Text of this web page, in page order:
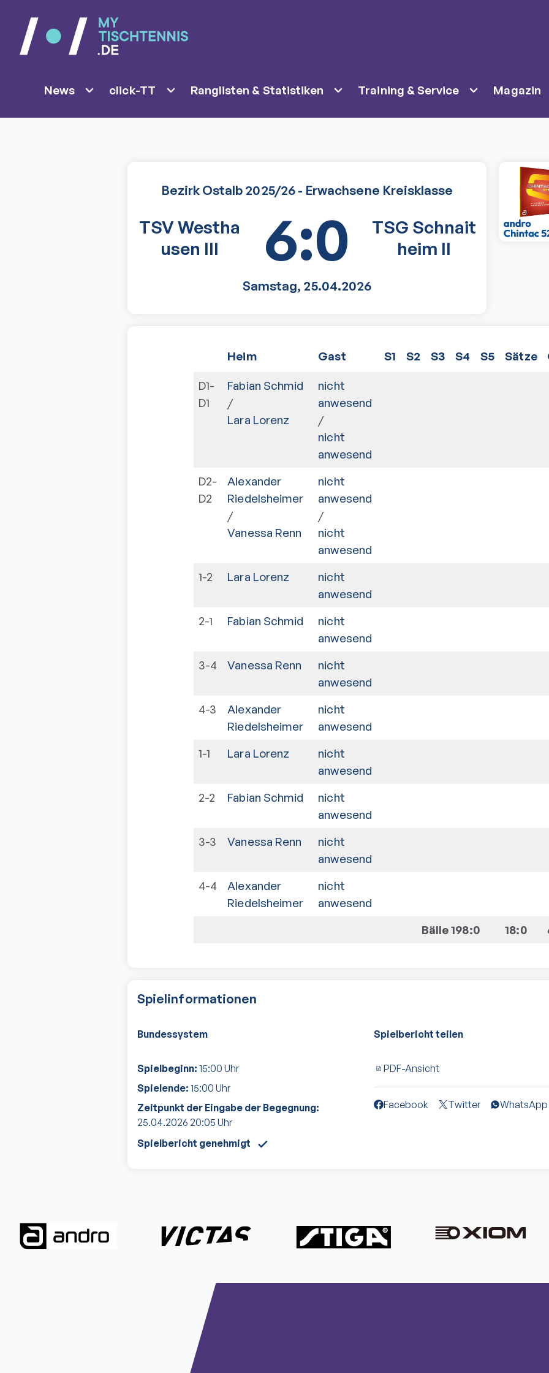
News click-TT Ranglisten & Statistiken Training & Service Magazin
Bezirk Ostalb 2025/26 - Erwachsene Kreisklasse
TSV Westha
usen III
6:0
TSG Schnait
heim II
Samstag, 25.04.2026
Heim Gast S1 S2 S3 S4 S5 Sätze
D1-
D1
Fabian Schmid
/
Lara Lorenz
nicht
anwesend
/
nicht
anwesend
D2-
D2
Alexander
Riedelsheimer
/
Vanessa Renn
nicht
anwesend
/
nicht
anwesend
1-2
Lara Lorenz
nicht
anwesend
2-1
Fabian Schmid
nicht
anwesend
3-4
Vanessa Renn
nicht
anwesend
4-3
Alexander
Riedelsheimer
nicht
anwesend
1-1
Lara Lorenz
nicht
anwesend
2-2
Fabian Schmid
nicht
anwesend
3-3
Vanessa Renn
nicht
anwesend
4-4
Alexander
Riedelsheimer
nicht
anwesend
Bälle 198:0
18:0
Spielinformationen
Bundessystem
Spielbeginn: 15:00 Uhr
Spielende: 15:00 Uhr
Zeitpunkt der Eingabe der Begegnung:
25.04.2026 20:05 Uhr
Spielbericht genehmigt
Spielbericht teilen
PDF-Ansicht
Facebook Twitter WhatsApp